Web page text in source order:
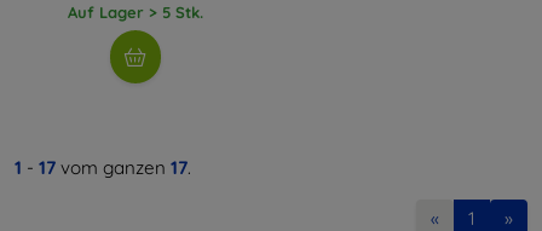
Auf Lager > 5 Stk.
1 - 17 vom ganzen 17.
« 1 »